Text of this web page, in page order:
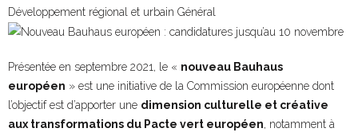
Développement régional et urbain Général
Présentée en septembre 2021, le « nouveau Bauhaus
européen » est une initiative de la Commission européenne dont
l’objectif est d’apporter une dimension culturelle et créative
aux transformations du Pacte vert européen, notamment à